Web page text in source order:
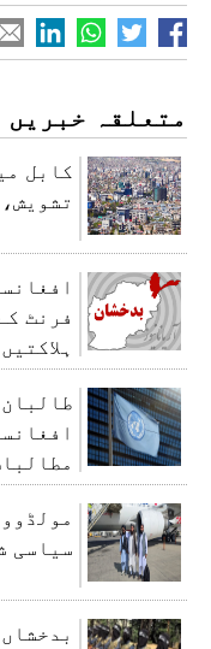
متعلقہ خبریں
کابل
فرنٹ
ہلاکتیں
سیاسی